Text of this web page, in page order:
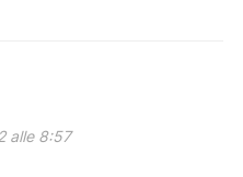
alle 8:57